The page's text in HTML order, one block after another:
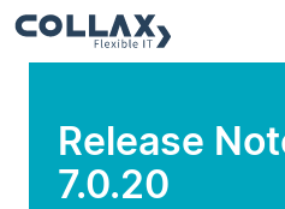
Release
7.0.20